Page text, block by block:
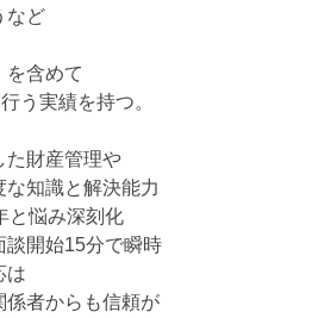
など
を含めて
う実績を持つ。
た財産管理や
知識と解決能力
と悩み深刻化
談開始15分で瞬時
は
係者からも信頼が